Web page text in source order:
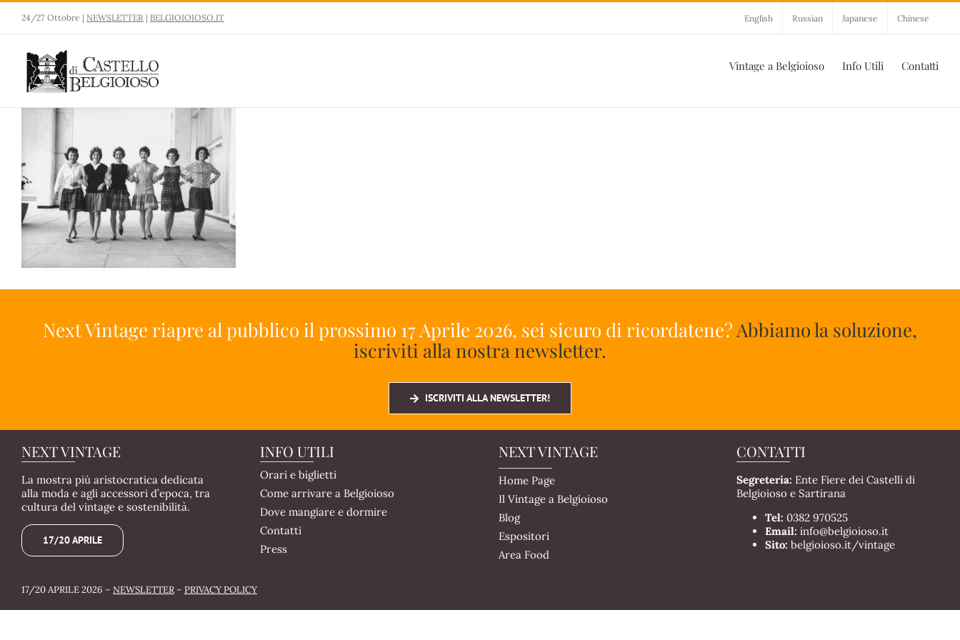
Salta
contenuto
24/27 Ottobre | NEWSLETTER | BELGIOIOIOSO.IT English Russian Japanese Chinese
Vintage a Belgioioso Info Utili Contatti
Next Vintage riapre al pubblico il prossimo 17 Aprile 2026, sei sicuro di ricordatene? Abbiamo la soluzione,
iscriviti alla nostra newsletter.
ISCRIVITI ALLA NEWSLETTER!
NEXT VINTAGE
La mostra più aristocratica dedicata
alla moda e agli accessori d’epoca, tra
cultura del vintage e sostenibilità.
17/20 APRILE
INFO UTILI
Orari e biglietti
Come arrivare a Belgioioso
Dove mangiare e dormire
Contatti
Press
NEXT VINTAGE
Home Page
Il Vintage a Belgioioso
Blog
Espositori
Area Food
CONTATTI
Segreteria: Ente Fiere dei Castelli di
Belgioioso e Sartirana
Tel: 0382 970525
Email: info@belgioioso.it
Sito:belgioioso.it/vintage
17/20 APRILE 2026 – NEWSLETTER– PRIVACY POLICY